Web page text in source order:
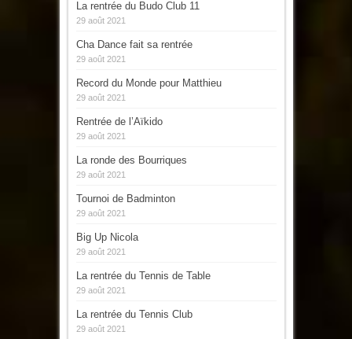
La rentrée du Budo Club 11
29 août 2021
Cha Dance fait sa rentrée
29 août 2021
Record du Monde pour Matthieu
29 août 2021
Rentrée de l’Aïkido
29 août 2021
La ronde des Bourriques
29 août 2021
Tournoi de Badminton
29 août 2021
Big Up Nicola
29 août 2021
La rentrée du Tennis de Table
29 août 2021
La rentrée du Tennis Club
29 août 2021